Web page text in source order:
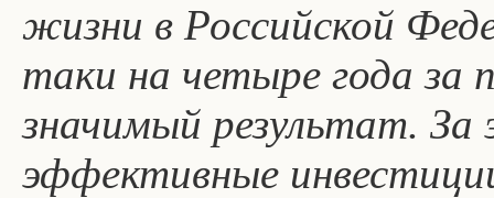
жизни в Российской
таки на четыре года за
значимый результат.
эффективные